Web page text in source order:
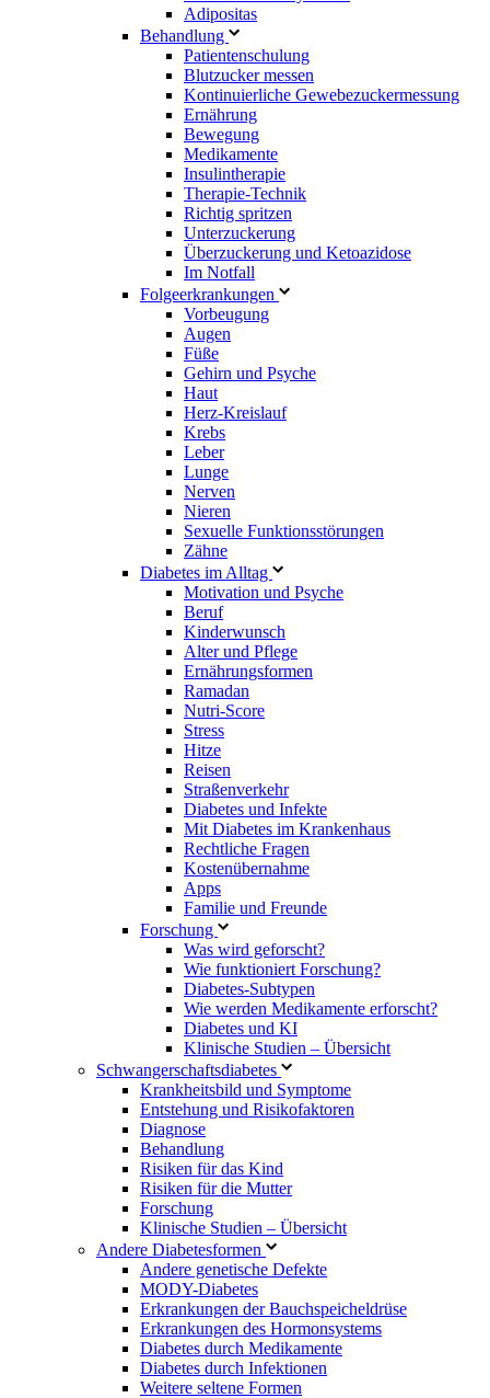
Adipositas
Behandlung
Patientenschulung
Blutzucker messen
Kontinuierliche Gewebezuckermessung
Ernährung
Bewegung
Medikamente
Insulintherapie
Therapie-Technik
Richtig spritzen
Unterzuckerung
Überzuckerung und Ketoazidose
Im Notfall
Folgeerkrankungen
Vorbeugung
Augen
Füße
Gehirn und Psyche
Haut
Herz-Kreislauf
Krebs
Leber
Lunge
Nerven
Nieren
Sexuelle Funktionsstörungen
Zähne
Diabetes im Alltag
Motivation und Psyche
Beruf
Kinderwunsch
Alter und Pflege
Ernährungsformen
Ramadan
Nutri-Score
Stress
Hitze
Reisen
Straßenverkehr
Diabetes und Infekte
Mit Diabetes im Krankenhaus
Rechtliche Fragen
Kostenübernahme
Apps
Familie und Freunde
Forschung
Was wird geforscht?
Wie funktioniert Forschung?
Diabetes-Subtypen
Wie werden Medikamente erforscht?
Diabetes und KI
Klinische Studien – Übersicht
Schwangerschaftsdiabetes
Krankheitsbild und Symptome
Entstehung und Risikofaktoren
Diagnose
Behandlung
Risiken für das Kind
Risiken für die Mutter
Forschung
Klinische Studien – Übersicht
Andere Diabetesformen
Andere genetische Defekte
MODY-Diabetes
Erkrankungen der Bauchspeicheldrüse
Erkrankungen des Hormonsystems
Diabetes durch Medikamente
Diabetes durch Infektionen
Weitere seltene Formen